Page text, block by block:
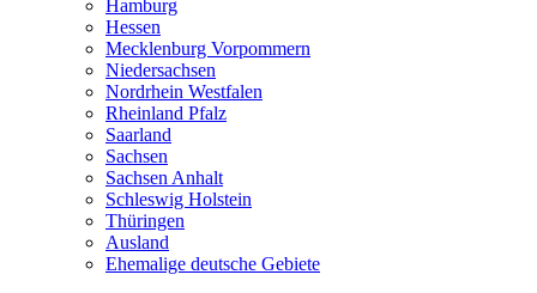
Hamburg
Hessen
Mecklenburg Vorpommern
Niedersachsen
Nordrhein Westfalen
Rheinland Pfalz
Saarland
Sachsen
Sachsen Anhalt
Schleswig Holstein
Thüringen
Ausland
Ehemalige deutsche Gebiete